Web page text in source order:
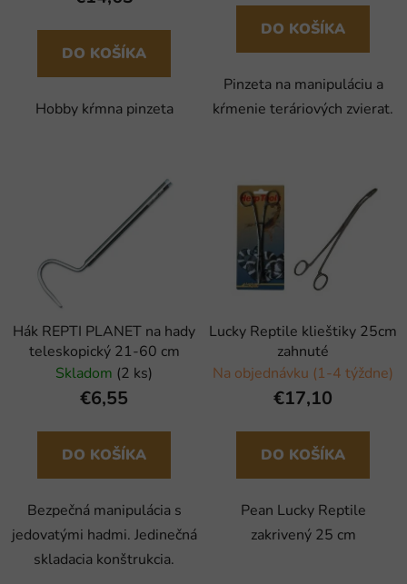
DO KOŠÍKA
Hobby kŕmna pinzeta
DO KOŠÍKA
Pinzeta na manipuláciu a
kŕmenie teráriových zvierat.
Hák REPTI PLANET na hady
teleskopický 21-60 cm
Skladom (2 ks)
€6,55
DO KOŠÍKA
Bezpečná manipulácia s
jedovatými hadmi. Jedinečná
skladacia konštrukcia.
Lucky Reptile klieštiky 25cm
zahnuté
Na objednávku (1-4 týždne)
€17,10
DO KOŠÍKA
Pean Lucky Reptile
zakrivený 25 cm